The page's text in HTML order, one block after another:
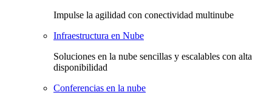
Impulse la agilidad con conectividad multinube
Infraestructura en Nube
Soluciones en la nube sencillas y escalables con alta
disponibilidad
Conferencias en la nube